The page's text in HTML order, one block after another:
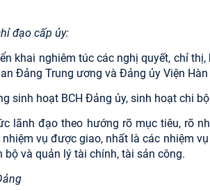
đạo cấp ủy:
khai nghiêm túc các nghị quyết, chỉ
Đảng Trung ương và Đảng ủy Viện
sinh hoạt BCH Đảng ủy, sinh hoạt chi
lãnh đạo theo hướng rõ mục tiêu, rõ
vụ được giao, nhất là các nhiệm
và quản lý tài chính, tài sản công.